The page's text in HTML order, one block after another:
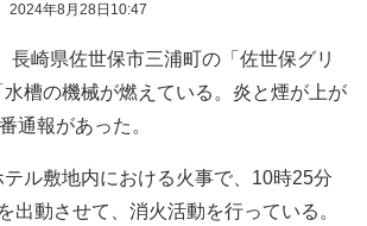
2024年8月28日10:47
長崎県佐世保市三浦町の「佐世保グリ
槽の機械が燃えている。炎と煙が上が
通報があった。
ル敷地内における火事で、10時25分
出動させて、消火活動を行っている。